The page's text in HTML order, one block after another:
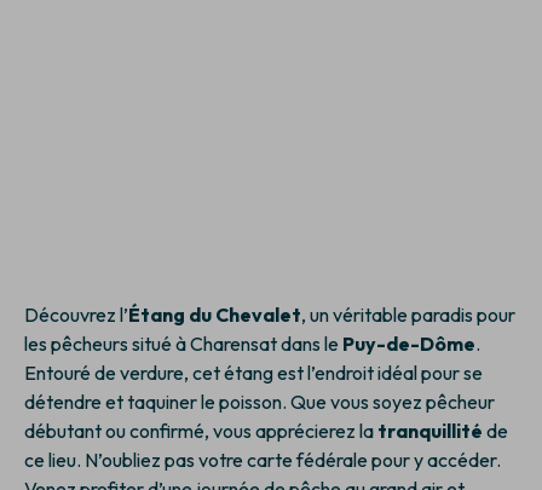
Découvrez l’Étang du Chevalet, un véritable paradis pour
les pêcheurs situé à Charensat dans le Puy-de-Dôme.
Entouré de verdure, cet étang est l’endroit idéal pour se
détendre et taquiner le poisson. Que vous soyez pêcheur
débutant ou confirmé, vous apprécierez la tranquillité de
ce lieu. N’oubliez pas votre carte fédérale pour y accéder.